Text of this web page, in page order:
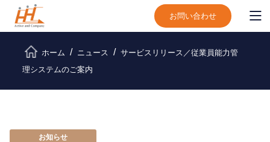
お問い合わせ
ホーム ニュース
サービスリリース／従業員能力管
理システムのご案内
お知らせ